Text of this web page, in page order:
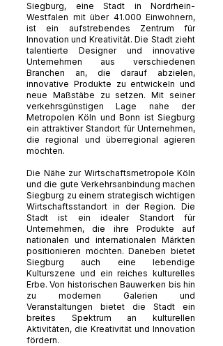
Siegburg, eine Stadt in Nordrhein-
Westfalen mit über 41.000 Einwohnern,
ist ein aufstrebendes Zentrum für
Innovation und Kreativität. Die Stadt zieht
talentierte Designer und innovative
Unternehmen aus verschiedenen
Branchen an, die darauf abzielen,
innovative Produkte zu entwickeln und
neue Maßstäbe zu setzen. Mit seiner
verkehrsgünstigen Lage nahe der
Metropolen Köln und Bonn ist Siegburg
ein attraktiver Standort für Unternehmen,
die regional und überregional agieren
möchten.
Die Nähe zur Wirtschaftsmetropole Köln
und die gute Verkehrsanbindung machen
Siegburg zu einem strategisch wichtigen
Wirtschaftsstandort in der Region. Die
Stadt ist ein idealer Standort für
Unternehmen, die ihre Produkte auf
nationalen und internationalen Märkten
positionieren möchten. Daneben bietet
Siegburg auch eine lebendige
Kulturszene und ein reiches kulturelles
Erbe. Von historischen Bauwerken bis hin
zu modernen Galerien und
Veranstaltungen bietet die Stadt ein
breites Spektrum an kulturellen
Aktivitäten, die Kreativität und Innovation
fördern.